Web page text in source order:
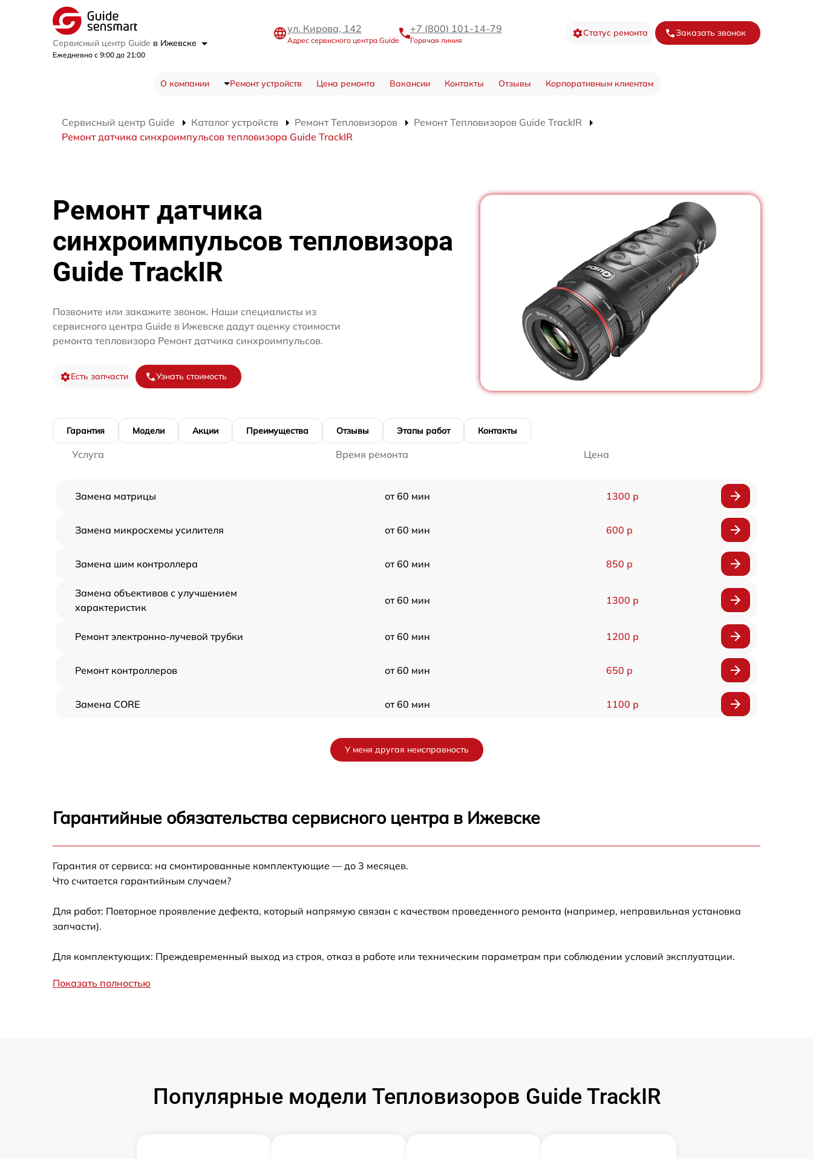
Сервисный центр Guide в Ижевске
Ежедневно с 9:00 до 21:00
ул. Кирова, 142
Адрес сервисного центра Guide
+7 (800) 101-14-79
Горячая линия
Статус ремонта Заказать звонок
О компании Ремонт устройств Цена ремонта Вакансии Контакты Отзывы Корпоративным клиентам
Сервисный центр Guide Каталог устройств Ремонт Тепловизоров
Ремонт Тепловизоров Guide TrackIR
Ремонт датчика синхроимпульсов тепловизора Guide TrackIR
Ремонт датчика
синхроимпульсов тепловизора
Guide TrackIR
Позвоните или закажите звонок. Наши специалисты из
сервисного центра Guide в Ижевске дадут оценку стоимости
ремонта тепловизора Ремонт датчика синхроимпульсов.
Есть запчасти Узнать стоимость
Гарантия Модели Акции Преимущества Отзывы Этапы работ Контакты
Услуга Время ремонта Цена
Замена матрицы от 60 мин 1300 р
Замена микросхемы усилителя от 60 мин 600 р
Замена шим контроллера от 60 мин 850 р
Замена объективов с улучшением
характеристик
от 60 мин 1300 р
Ремонт электронно-лучевой трубки от 60 мин 1200 р
Ремонт контроллеров от 60 мин 650 р
Замена CORE от 60 мин 1100 р
от 60 мин
Ремонт встроенного дальнометра и
других устройств
Замена микросхемы логики от 60 мин 450 р
Ремонт цепи питания
У меня другая неисправность
Гарантийные обязательства сервисного центра в Ижевске
Гарантия от сервиса: на смонтированные комплектующие — до 3 месяцев.
Что считается гарантийным случаем?
Для работ: Повторное проявление дефекта, который напрямую связан с качеством проведенного ремонта (например, неправильная установка
запчасти).
Для комплектующих: Преждевременный выход из строя, отказ в работе или техническим параметрам при соблюдении условий эксплуатации.
Показать полностью
Популярные модели Тепловизоров Guide TrackIR